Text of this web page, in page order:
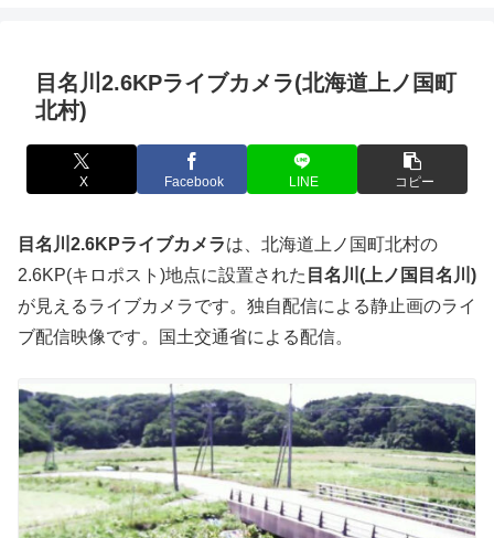
目名川2.6KPライブカメラ(北海道上ノ国町
北村)
X Facebook LINE コピー
目名川2.6KPライブカメラは、北海道上ノ国町北村の
2.6KP(キロポスト)地点に設置された 目名川(上ノ国目名川)
が見えるライブカメラです。独自配信による静止画のライ
ブ配信映像です。国土交通省による配信。